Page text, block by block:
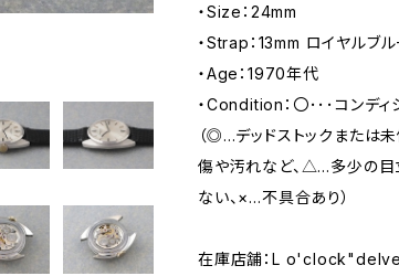
・Size：24mm
・Strap：13mm ロイヤルブ
・Age：1970年代
・Condition：〇･･･コンディ
（◎…デッドストックまたは
傷や汚れなど、△…多少の
ない、×…不具合あり）
在庫店舗：L o'clock"delve"